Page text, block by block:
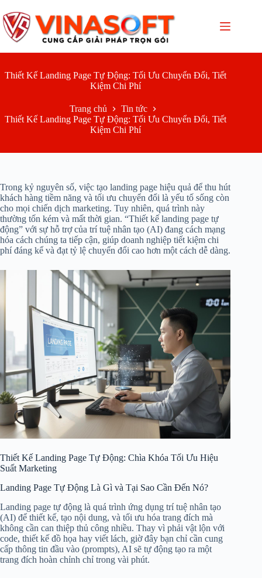
đến
phần
nội
Thiết Kế Landing Page Tự Động: Tối Ưu Chuyển Đổi, Tiết
Kiệm Chi Phí
Trang chủ
Tin tức
Thiết Kế Landing Page Tự Động: Tối Ưu Chuyển Đổi, Tiết
Kiệm Chi Phí
Trong kỷ nguyên số, việc tạo landing page hiệu quả để thu hút
khách hàng tiềm năng và tối ưu chuyển đổi là yếu tố sống còn
cho mọi chiến dịch marketing. Tuy nhiên, quá trình này
thường tốn kém và mất thời gian. “Thiết kế landing page tự
động” với sự hỗ trợ của trí tuệ nhân tạo (AI) đang cách mạng
hóa cách chúng ta tiếp cận, giúp doanh nghiệp tiết kiệm chi
phí đáng kể và đạt tỷ lệ chuyển đổi cao hơn một cách dễ dàng.
Thiết Kế Landing Page Tự Động: Chìa Khóa Tối Ưu Hiệu
Suất Marketing
Landing Page Tự Động Là Gì và Tại Sao Cần Đến Nó?
Landing page tự động là quá trình ứng dụng trí tuệ nhân tạo
(AI) để thiết kế, tạo nội dung, và tối ưu hóa trang đích mà
không cần can thiệp thủ công nhiều. Thay vì phải vật lộn với
code, thiết kế đồ họa hay viết lách, giờ đây bạn chỉ cần cung
cấp thông tin đầu vào (prompts), AI sẽ tự động tạo ra một
trang đích hoàn chỉnh chỉ trong vài phút.